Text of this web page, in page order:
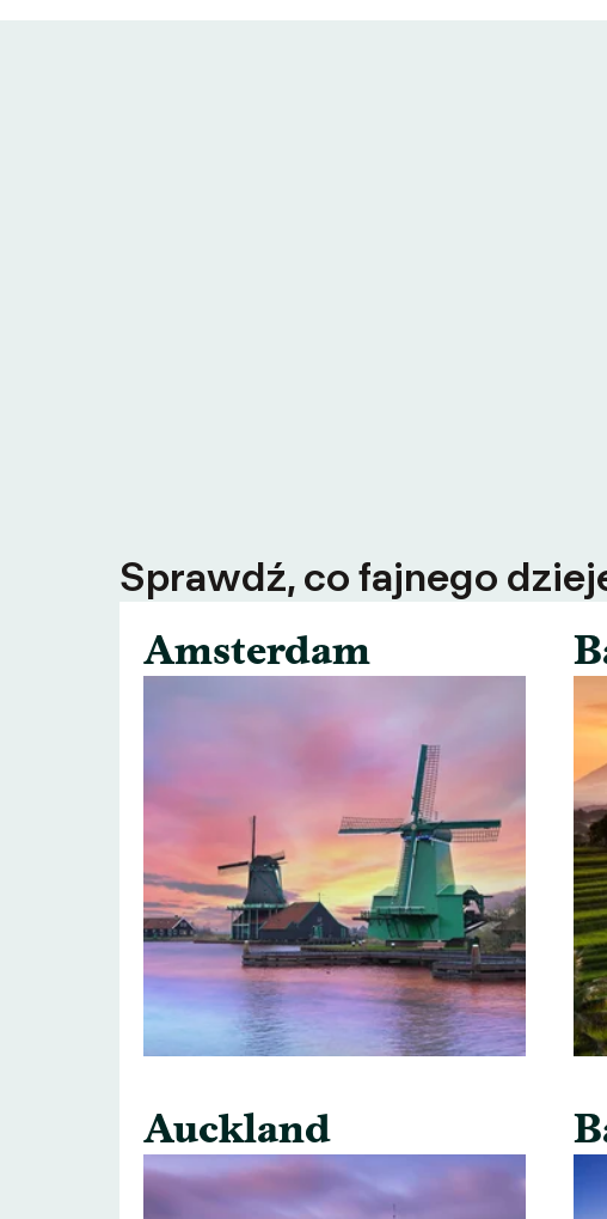
Sprawdź, co fajnego
Amsterdam
Auckland